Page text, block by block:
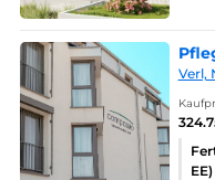
Verl,
EE)